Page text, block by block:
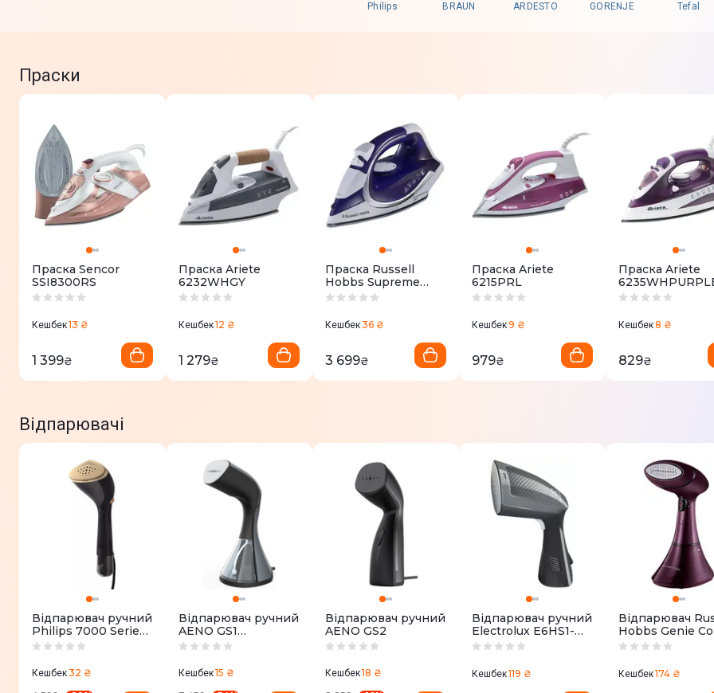
Philips BRAUN ARDESTO GORENJE Tefal
Праски
Праска Sencor
SSI8300RS
Кешбек13 ₴
1 399₴
Праска Ariete
6232WHGY
Кешбек12 ₴
1 279₴
Праска Russell
Hobbs Supreme
Steam Cordless
Кешбек36 ₴
3 699₴
Праска Ariete
6215PRL
Кешбек9 ₴
979₴
Праска Ariete
Кешбек8 ₴
829₴
Відпарювачі
Відпарювач ручний
Philips 7000 Series
STH7060/80
Кешбек32 ₴
Відпарювач ручний
AENO GS1
(AGS0001)
Кешбек15 ₴
Відпарювач ручний
AENO GS2
Кешбек18 ₴
Відпарювач ручний
Electrolux E6HS1-
2EG
Кешбек119 ₴
Відпарювач
Hobbs Genie
Control 27410-56
Кешбек174 ₴